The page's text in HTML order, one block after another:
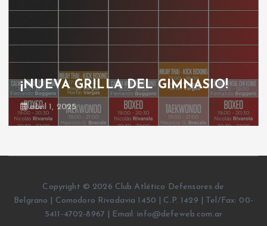
¡NUEVA GRILLA DEL GIMNASIO!
abril 1, 2025
Copyright © 2026 Club Atlético Defensores de
Belgrano | Comodoro Rivadavia 1450 | C.P. 1429 | Tel/Fax: 00-
5411-4702-8967 | Email: info@defeweb.com.ar